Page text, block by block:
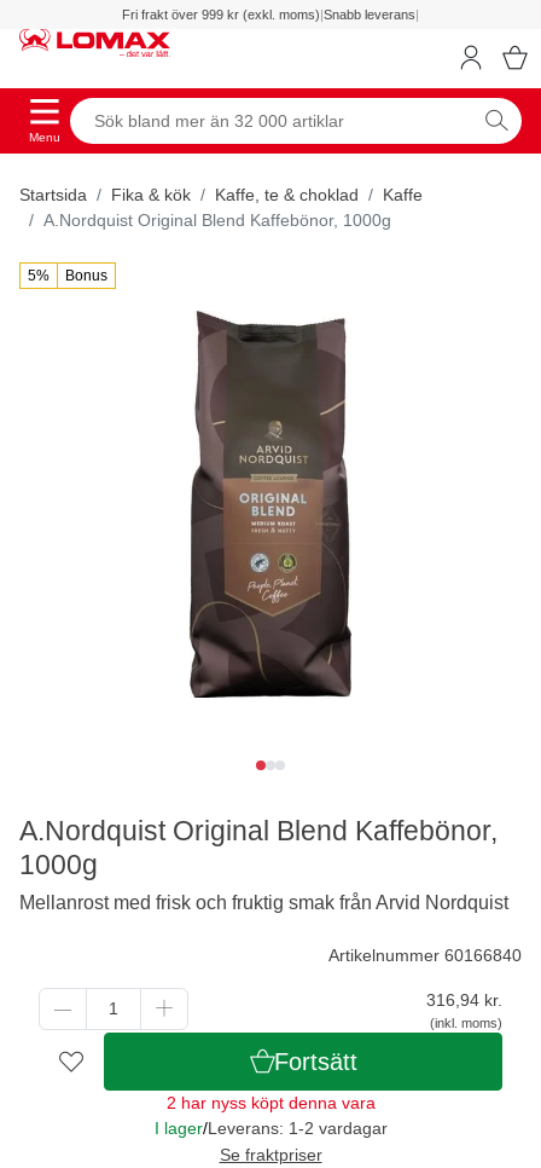
Fri frakt över 999 kr (exkl. moms)|Snabb leverans|
Menu
Startsida Fika & kök Kaffe, te & choklad
Kaffe
A.Nordquist Original Blend Kaffebönor, 1000g
5% Bonus
Artikelnummer 60166840
316,94 kr.
(inkl. moms)
Fortsätt
2 har nyss köpt denna vara
I lager/Leverans: 1-2 vardagar
Se fraktpriser
A.Nordquist Original Blend Kaffebönor,
1000g
Mellanrost med frisk och fruktig smak från Arvid Nordquist